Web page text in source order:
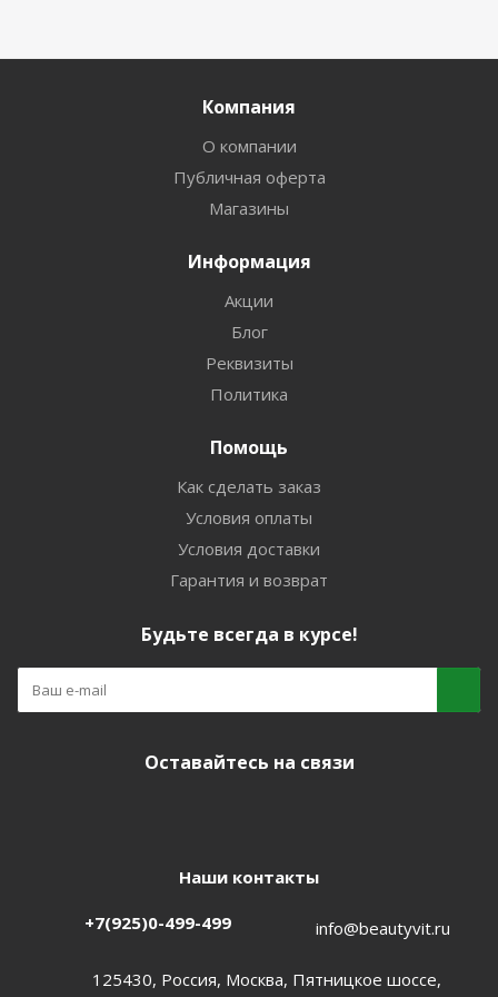
Компания
О компании
Публичная оферта
Магазины
Информация
Акции
Блог
Реквизиты
Политика
Помощь
Как сделать заказ
Условия оплаты
Условия доставки
Гарантия и возврат
Будьте всегда в курсе!
Оставайтесь на связи
Наши контакты
+7(925)0-499-499 info@beautyvit.ru
125430, Россия, Москва, Пятницкое шоссе,